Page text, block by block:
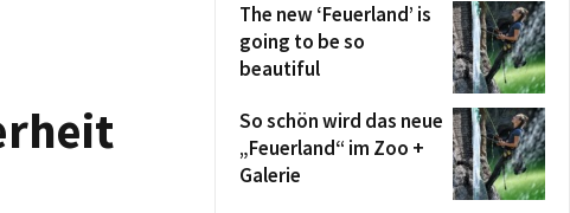
The new ‘Feuerland’ is
going to be so
beautiful
So schön wird das neue
„Feuerland“ im Zoo +
Galerie